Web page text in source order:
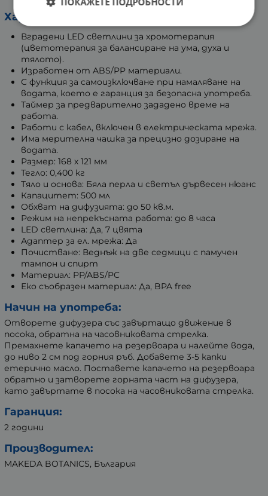
Характеристики:
Вградени LED светлини за хромотерапия
(цветотерапия за балансиране на ума, духа и
тялото).
Изработен от ABS/PP материали.
С функция за самоизключване при намаляване на
водата, което е гаранция за безопасна употреба.
Таймер за предварително зададено време на
работа.
Работи с кабел, включен в електрическата мрежа.
Има мерителна чашка за прецизно дозиране на
водата.
Размер: 168 х 121 мм
Тегло: 0,400 кг
Тяло и основа: Бяла перла и светъл дървесен нюанс
Капацитет: 500 мл
Обхват на дифузията: до 50 кв.м.
Режим на непрекъсната работа: до 8 часа
LED светлина: Да, 7 цвята
Адаптер за ел. мрежа: Да
Почистване: Веднъж на две седмици с памучен
тампон и спирт
Материал: PP/ABS/PC
Еко съобразен материал: Да, BPA free
Начин на употреба:
Отворете дифузера със завъртащо движение в
посока, обратна на часовниковата стрелка.
Премахнете капачето на резервоара и налейте вода,
до ниво 2 см под горния ръб. Добавете 3-5 капки
етерично масло. Поставете капачето на резервоара
обратно и затворете горната част на дифузера,
като завъртате в посока на часовниковата стрелка.
Гаранция:
2 години
Производител:
MAKEDA BOTANICS, България